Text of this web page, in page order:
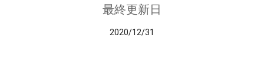
最終更新日
2020/12/31